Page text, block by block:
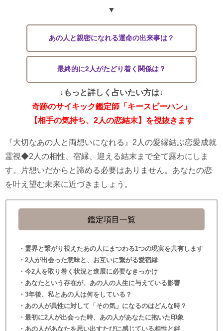
▼
あの人と親密になれる運命の出来事は？
最終的に2人がたどり着く関係は？
↓もっと詳しく占いたい方は↓
奇跡のサイキック鑑定師「キースビーハン」
【相手の気持ち、2人の恋結末】を視抜きます
『大切なあの人と両想いになれる』2人の愛縁結ぶ恋愛成就
霊視◆2人の相性、宿縁、迎える結末まで全て露わにしま
す。片想いだからと諦める必要はありません。あなたの恋
を叶え望む未来に近づきましょう。
鑑定項目一覧
・霊界と繋がり視えたあの人にまつわる1つの現実を共有します
・2人が出会った意味と、お互いに繋がる愛宿縁
・今2人を取り巻く状況と進展に必要なきっかけ
・あなたという存在が、あの人の人生に与えている影響
・3年後、私とあの人は何をしている？
・あの人が異性に対して「その気」になるのはどんな時？
・最初に2人が出会った時、あの人があなたに抱いた印象
・あの人があなたを思い出すたびに感じている相性と絆